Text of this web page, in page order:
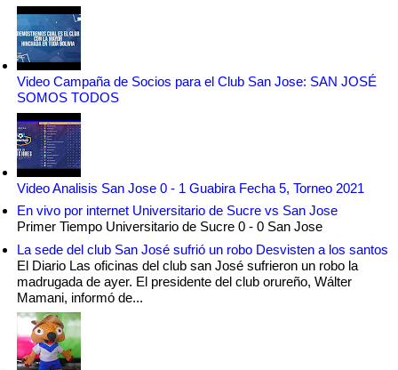
Video Campaña de Socios para el Club San Jose: SAN JOSÉ
SOMOS TODOS
Video Analisis San Jose 0 - 1 Guabira Fecha 5, Torneo 2021
En vivo por internet Universitario de Sucre vs San Jose
Primer Tiempo Universitario de Sucre 0 - 0 San Jose
La sede del club San José sufrió un robo Desvisten a los santos
El Diario Las oficinas del club san José sufrieron un robo la
madrugada de ayer. El presidente del club orureño, Wálter
Mamani, informó de...